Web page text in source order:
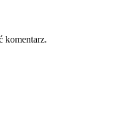
komentarz.